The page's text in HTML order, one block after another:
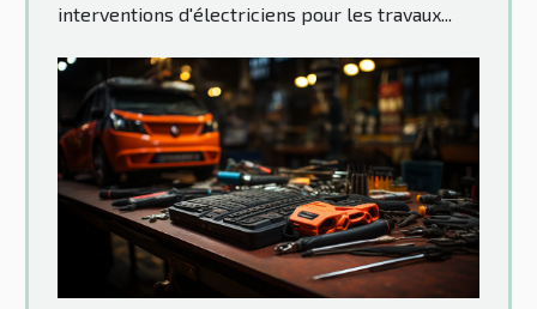
interventions d'électriciens pour les travaux...